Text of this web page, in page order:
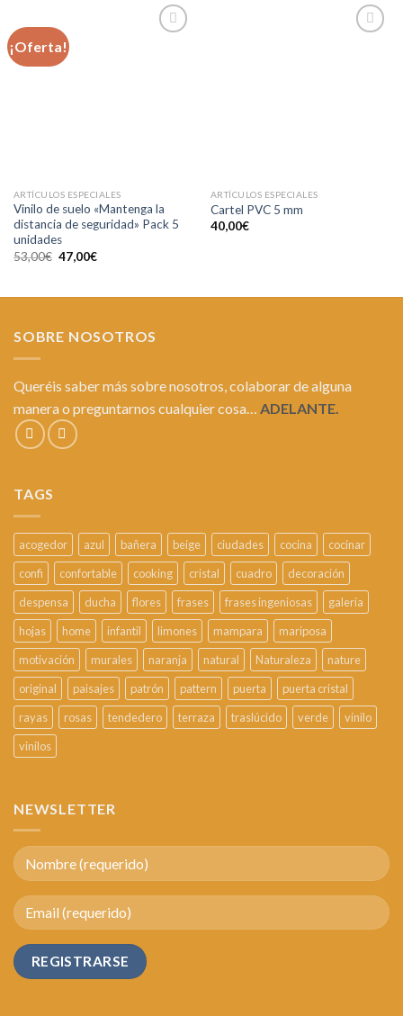
¡Oferta!
ARTÍCULOS ESPECIALES
Vinilo de suelo «Mantenga la
distancia de seguridad» Pack 5
unidades
53,00€ 47,00€
ARTÍCULOS ESPECIALES
Cartel PVC 5 mm
40,00€
SOBRE NOSOTROS
Queréis saber más sobre nosotros, colaborar de alguna
manera o preguntarnos cualquier cosa… ADELANTE.
TAGS
acogedor azul bañera beige ciudades cocina
cocinar
confi
confortable cooking cristal cuadro
decoración
despensa
ducha flores frases frases ingeniosas
galería
hojas
home infantil limones mampara
mariposa
motivación
murales naranja natural Naturaleza
nature
original
paisajes patrón pattern puerta
puerta cristal
rayas
rosas tendedero terraza traslúcido verde
vinilo
vinilos
NEWSLETTER